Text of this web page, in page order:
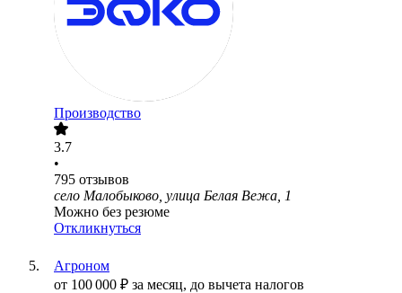
Производство
3.7
•
795 отзывов
село Малобыково, улица Белая Вежа, 1
Можно без резюме
Откликнуться
Агроном
от 100 000 ₽ за месяц, до вычета налогов